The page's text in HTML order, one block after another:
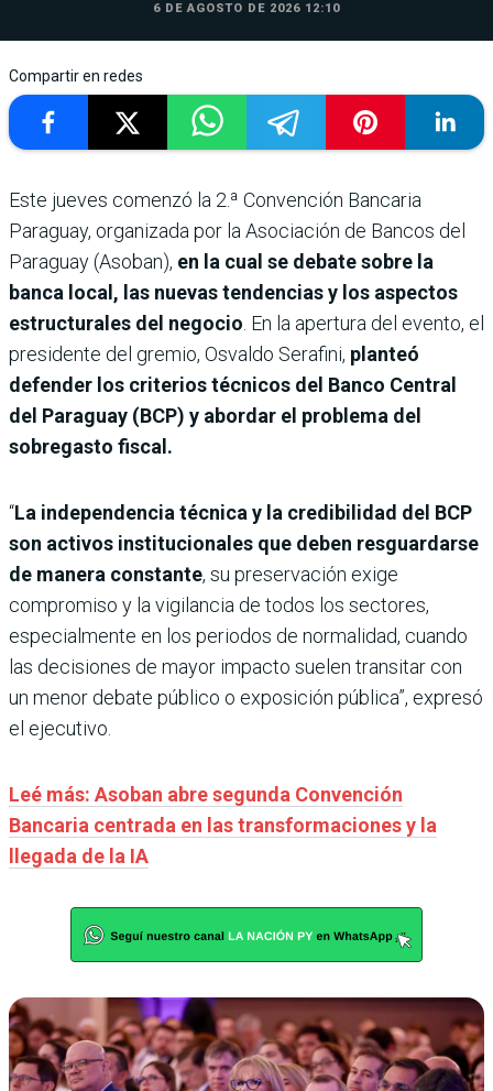
6 DE AGOSTO DE 2026 12:10
Compartir en redes
Este jueves comenzó la 2.ª Convención Bancaria
Paraguay, organizada por la Asociación de Bancos del
Paraguay (Asoban), en la cual se debate sobre la
banca local, las nuevas tendencias y los aspectos
estructurales del negocio. En la apertura del evento, el
presidente del gremio, Osvaldo Serafini, planteó
defender los criterios técnicos del Banco Central
del Paraguay (BCP) y abordar el problema del
sobregasto fiscal.
“La independencia técnica y la credibilidad del BCP
son activos institucionales que deben resguardarse
de manera constante, su preservación exige
compromiso y la vigilancia de todos los sectores,
especialmente en los periodos de normalidad, cuando
las decisiones de mayor impacto suelen transitar con
un menor debate público o exposición pública”, expresó
el ejecutivo.
Leé más: Asoban abre segunda Convención
Bancaria centrada en las transformaciones y la
llegada de la IA